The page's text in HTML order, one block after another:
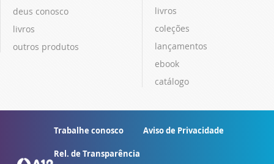
deus conosco
livros
outros produtos
livros
coleções
lançamentos
ebook
catálogo
Trabalhe conosco Aviso de Privacidade
Rel. de Transparência